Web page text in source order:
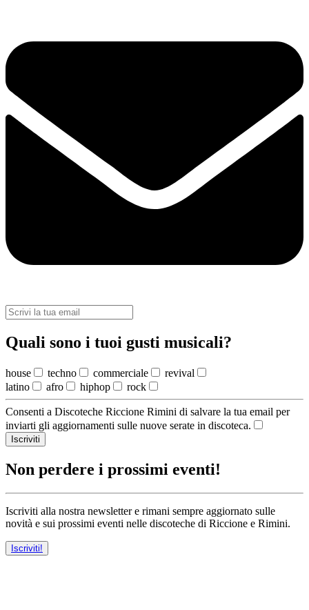
Quali sono i tuoi gusti musicali?
house techno commerciale
revival
latino
afro hiphop rock
Consenti a Discoteche Riccione Rimini di salvare la tua email per
inviarti gli aggiornamenti sulle nuove serate in discoteca.
Iscriviti
Non perdere i prossimi eventi!
Iscriviti alla nostra newsletter e rimani sempre aggiornato sulle
novità e sui prossimi eventi nelle discoteche di Riccione e Rimini.
Iscriviti!